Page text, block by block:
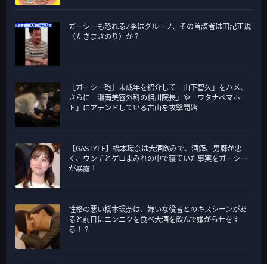
ガーシーも恐れるZ李はグループ、その首謀者は田記正規
（たきまさのり）か？
［ガーシー砲］未成年を紹介して「山下智久」をハメ、
さらに「湘南美容外科の相川院長」や「ワタナベマホ
ト」にアテンドしている古山を攻撃開始
【GASTYLE】橋本環奈は大酒飲みで、酒癖、男癖が悪
く、ウンチとゲロまみれの中で寝ていた事実をガーシー
が暴露！
性格の悪い橋本環奈は、嫌いな役者とのキスシーンがあ
ると前日にニンニクを食べ大酒を飲んで嫌がらせをす
る！？